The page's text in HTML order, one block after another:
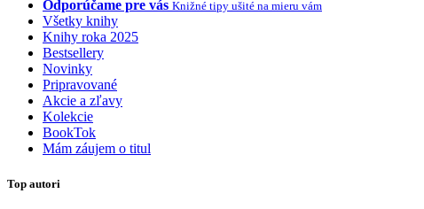
Odporúčame pre vás Knižné tipy ušité na mieru vám
Všetky knihy
Knihy roka 2025
Bestsellery
Novinky
Pripravované
Akcie a zľavy
Kolekcie
BookTok
Mám záujem o titul
Top autori